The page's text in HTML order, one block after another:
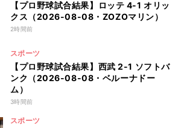
【プロ野球試合結果】ロッテ 4-1 オリッ
クス（2026-08-08・ZOZOマリン）
2時間前
スポーツ
【プロ野球試合結果】西武 2-1 ソフトバ
ンク（2026-08-08・ベルーナドー
ム）
3時間前
スポーツ